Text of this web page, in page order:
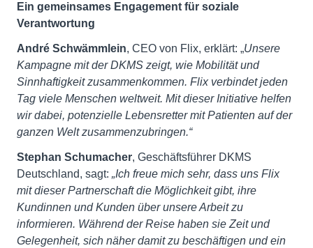
Ein gemeinsames Engagement für soziale
Verantwortung
André Schwämmlein, CEO von Flix, erklärt: „Unsere
Kampagne mit der DKMS zeigt, wie Mobilität und
Sinnhaftigkeit zusammenkommen. Flix verbindet jeden
Tag viele Menschen weltweit. Mit dieser Initiative helfen
wir dabei, potenzielle Lebensretter mit Patienten auf der
ganzen Welt zusammenzubringen.“
Stephan Schumacher, Geschäftsführer DKMS
Deutschland, sagt: „Ich freue mich sehr, dass uns Flix
mit dieser Partnerschaft die Möglichkeit gibt, ihre
Kundinnen und Kunden über unsere Arbeit zu
informieren. Während der Reise haben sie Zeit und
Gelegenheit, sich näher damit zu beschäftigen und ein